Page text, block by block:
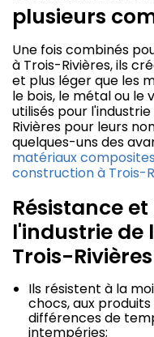
plusieurs
Une fois combinés
à Trois-Rivières, ils
et plus léger que les
le bois, le métal ou le
utilisés pour
Rivières pour leurs
quelques-uns des
matériaux
construction à Trois-
Résistance
l'industrie de
Trois-Rivières
Ils résistent à la
chocs, aux
différences de
intempéries;